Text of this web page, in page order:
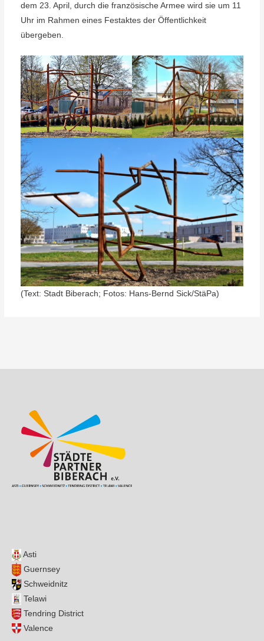
dem 23. April, durch die französische Armee wird sie um 11
Uhr im Rahmen eines Festaktes der Öffentlichkeit
übergeben.
(Text: Stadt Biberach; Fotos: Hans-Bernd Sick/StäPa)
Asti
Guernsey
Schweidnitz
Telawi
Tendring District
Valence